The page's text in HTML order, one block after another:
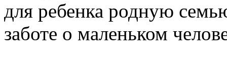
для ребенка родную
заботе о маленьком